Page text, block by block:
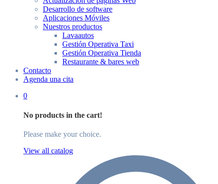
Desarrollo de software
Aplicaciones Móviles
Nuestros productos
Lavaautos
Gestión Operativa Taxi
Gestión Operativa Tienda
Restaurante & bares web
Contacto
Agenda una cita
0
No products in the cart!
Please make your choice.
View all catalog